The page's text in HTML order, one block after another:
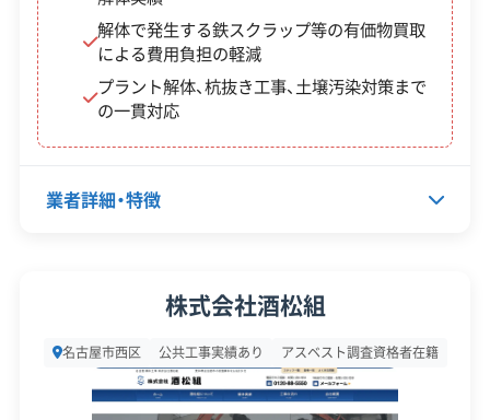
交通利便性が高い一方、区内で最も水害リスクが高
いエリアです。ハザードマップ上の浸水想定が深
く、液状化の可能性もあるため、解体後の新築では
地盤改良や基礎を高くする工事が一般的です。その
名古屋市の旧耐震基準木造住宅を対象とした
解体補助金が利用できます。ただし、西区内は
解体で発生する鉄スクラップ等の有価物買取
による費用負担の軽減
プラント解体、杭抜き工事、土壌汚染対策まで
の一貫対応
業者詳細・特徴
MITA.BLD203
設立日 2019年4月25日
株式会社酒松組
名古屋市西区 公共工事実績あり アスベスト調査資格者在籍